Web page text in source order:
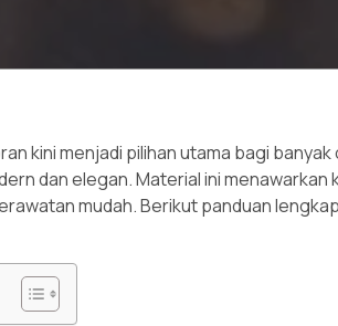
kini menjadi pilihan utama bagi
dan elegan. Material ini
mudah. Berikut panduan